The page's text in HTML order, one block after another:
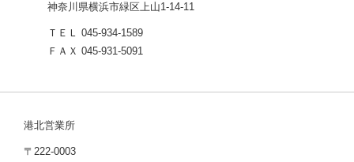
神奈川県横浜市緑区上山1-14-11
ＴＥＬ 045-934-1589
ＦＡＸ 045-931-5091
港北営業所
〒222-0003